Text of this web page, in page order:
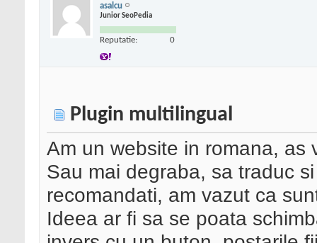
asalcu
Junior SeoPedia
Reputatie: 0
Plugin multilingual
Am un website in romana, as
Sau mai degraba, sa traduc
recomandati, am vazut ca
Ideea ar fi sa se poata